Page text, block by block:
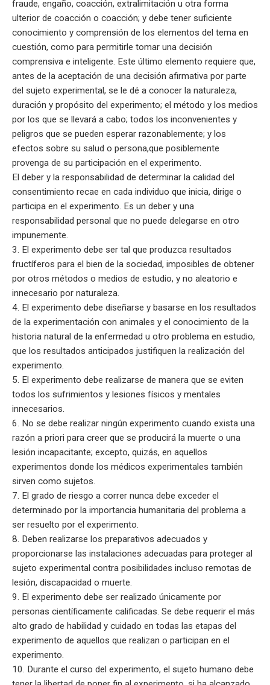
fraude, engaño, coacción, extralimitación u otra forma
ulterior de coacción o coacción; y debe tener suficiente
conocimiento y comprensión de los elementos del tema en
cuestión, como para permitirle tomar una decisión
comprensiva e inteligente. Este último elemento requiere que,
antes de la aceptación de una decisión afirmativa por parte
del sujeto experimental, se le dé a conocer la naturaleza,
duración y propósito del experimento; el método y los medios
por los que se llevará a cabo; todos los inconvenientes y
peligros que se pueden esperar razonablemente; y los
efectos sobre su salud o persona,que posiblemente
provenga de su participación en el experimento.
El deber y la responsabilidad de determinar la calidad del
consentimiento recae en cada individuo que inicia, dirige o
participa en el experimento. Es un deber y una
responsabilidad personal que no puede delegarse en otro
impunemente.
3. El experimento debe ser tal que produzca resultados
fructíferos para el bien de la sociedad, imposibles de obtener
por otros métodos o medios de estudio, y no aleatorio e
innecesario por naturaleza.
4. El experimento debe diseñarse y basarse en los resultados
de la experimentación con animales y el conocimiento de la
historia natural de la enfermedad u otro problema en estudio,
que los resultados anticipados justifiquen la realización del
experimento.
5. El experimento debe realizarse de manera que se eviten
todos los sufrimientos y lesiones físicos y mentales
innecesarios.
6. No se debe realizar ningún experimento cuando exista una
razón a priori para creer que se producirá la muerte o una
lesión incapacitante; excepto, quizás, en aquellos
experimentos donde los médicos experimentales también
sirven como sujetos.
7. El grado de riesgo a correr nunca debe exceder el
determinado por la importancia humanitaria del problema a
ser resuelto por el experimento.
8. Deben realizarse los preparativos adecuados y
proporcionarse las instalaciones adecuadas para proteger al
sujeto experimental contra posibilidades incluso remotas de
lesión, discapacidad o muerte.
9. El experimento debe ser realizado únicamente por
personas científicamente calificadas. Se debe requerir el más
alto grado de habilidad y cuidado en todas las etapas del
experimento de aquellos que realizan o participan en el
experimento.
10. Durante el curso del experimento, el sujeto humano debe